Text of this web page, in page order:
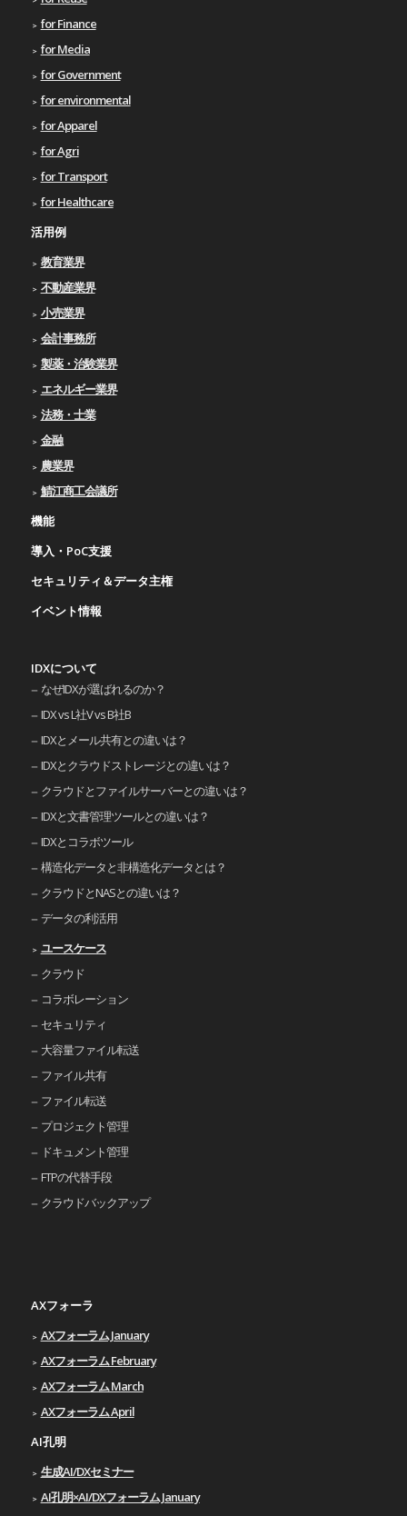
for Finance
for Media
for Government
for environmental
for Apparel
for Agri
for Transport
for Healthcare
活用例
教育業界
不動産業界
小売業界
会計事務所
製薬・治験業界
エネルギー業界
法務・士業
金融
農業界
鯖江商工会議所
機能
導入・PoC支援
セキュリティ＆データ主権
イベント情報
IDXについて
なぜIDXが選ばれるのか？
IDX vs L社V vs B社B
IDXとメール共有との違いは？
IDXとクラウドストレージとの違いは？
クラウドとファイルサーバーとの違いは？
IDXと文書管理ツールとの違いは？
IDXとコラボツール
構造化データと非構造化データとは？
クラウドとNASとの違いは？
データの利活用
ユースケース
クラウド
コラボレーション
セキュリティ
大容量ファイル転送
ファイル共有
ファイル転送
プロジェクト管理
ドキュメント管理
FTPの代替手段
クラウドバックアップ
AXフォーラ
AXフォーラム January
AXフォーラム February
AXフォーラム March
AXフォーラム April
AI孔明
生成AI/DXセミナー
AI孔明×AI/DXフォーラム January